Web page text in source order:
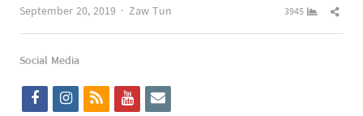
September 20, 2019
Author
Zaw Tun 3945
Social Media
f
i
r
y
e